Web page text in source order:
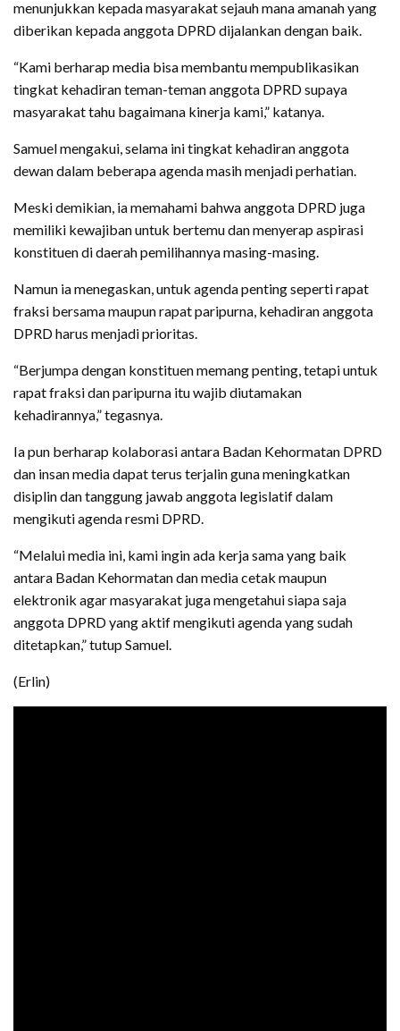
menunjukkan kepada masyarakat sejauh mana amanah yang
diberikan kepada anggota DPRD dijalankan dengan baik.
“Kami berharap media bisa membantu mempublikasikan
tingkat kehadiran teman-teman anggota DPRD supaya
masyarakat tahu bagaimana kinerja kami,” katanya.
Samuel mengakui, selama ini tingkat kehadiran anggota
dewan dalam beberapa agenda masih menjadi perhatian.
Meski demikian, ia memahami bahwa anggota DPRD juga
memiliki kewajiban untuk bertemu dan menyerap aspirasi
konstituen di daerah pemilihannya masing-masing.
Namun ia menegaskan, untuk agenda penting seperti rapat
fraksi bersama maupun rapat paripurna, kehadiran anggota
DPRD harus menjadi prioritas.
“Berjumpa dengan konstituen memang penting, tetapi untuk
rapat fraksi dan paripurna itu wajib diutamakan
kehadirannya,” tegasnya.
Ia pun berharap kolaborasi antara Badan Kehormatan DPRD
dan insan media dapat terus terjalin guna meningkatkan
disiplin dan tanggung jawab anggota legislatif dalam
mengikuti agenda resmi DPRD.
“Melalui media ini, kami ingin ada kerja sama yang baik
antara Badan Kehormatan dan media cetak maupun
elektronik agar masyarakat juga mengetahui siapa saja
anggota DPRD yang aktif mengikuti agenda yang sudah
ditetapkan,” tutup Samuel.
(Erlin)